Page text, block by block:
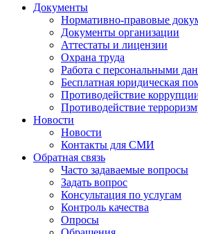
Документы
Нормативно-правовые
Документы организации
Аттестаты и лицензии
Охрана труда
Работа с персональными
Бесплатная юридическая
Противодействие
Противодействие
Новости
Новости
Контакты для СМИ
Обратная связь
Часто задаваемые вопросы
Задать вопрос
Консультация по услугам
Контроль качества
Опросы